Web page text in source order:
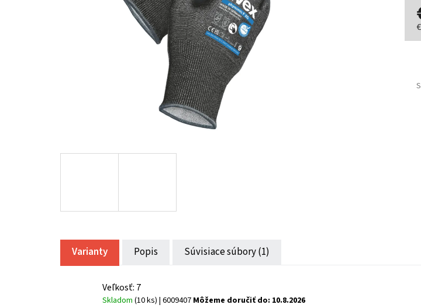
Varianty Popis Súvisiace súbory (1)
Veľkosť: 7
Skladom (10 ks) | 6009407 Môžeme doručiť do: 10.8.2026